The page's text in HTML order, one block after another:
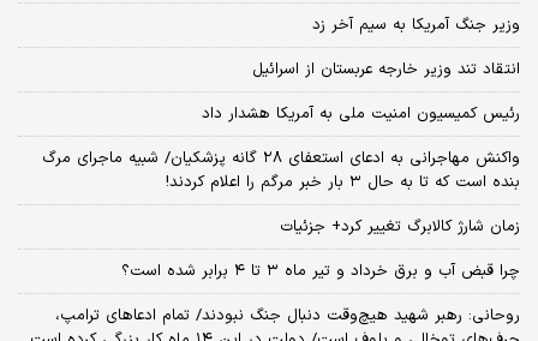
وزیر جنگ آمریکا به سیم آخر زد
انتقاد تند وزیر خارجه عربستان از اسرائیل
رئیس کمیسیون امنیت ملی به آمریکا هشدار داد
واکنش مهاجرانی به ادعای استعفای ۲۸ گانه پزشکیان/ شبیه ماجرای مرگ
بنده است که تا به حال ۳ بار خبر مرگم را اعلام کردند!
زمان شارژ کالابرگ تغییر کرد+ جزئیات
چرا قبض آب و برق خرداد و تیر ماه ۳ تا ۴ برابر شده است؟
روحانی: رهبر شهید هیچ‌وقت دنبال جنگ نبودند/ تمام ادعاهای ترامپ،